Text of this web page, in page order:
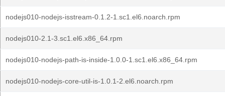
nodejs010-nodejs-isstream-0.1.2-1.sc1.el6.noarch.rpm
nodejs010-2.1-3.sc1.el6.x86_64.rpm
nodejs010-nodejs-path-is-inside-1.0.0-1.sc1.el6.x86_64.rpm
nodejs010-nodejs-core-util-is-1.0.1-2.el6.noarch.rpm